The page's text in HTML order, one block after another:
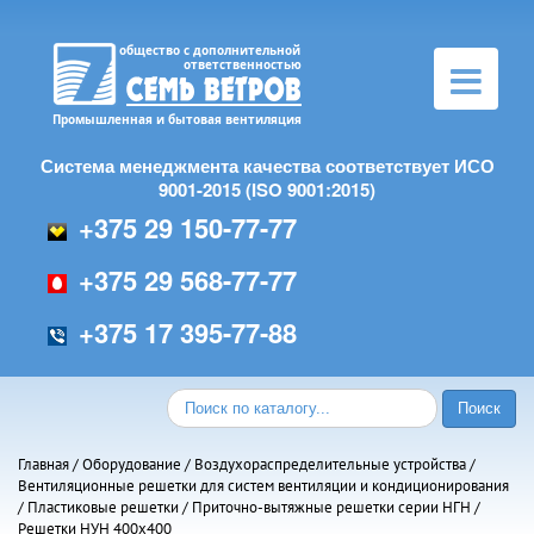
Система менеджмента качества соответствует ИСО
9001-2015 (ISO 9001:2015)
+375 29 150-77-77
+375 29 568-77-77
+375 17 395-77-88
Главная/Оборудование / Воздухораспределительные устройства/
Вентиляционные решетки для систем вентиляции и кондиционирования
/ Пластиковые решетки/ Приточно-вытяжные решетки серии НГН /
Решетки НУН 400х400